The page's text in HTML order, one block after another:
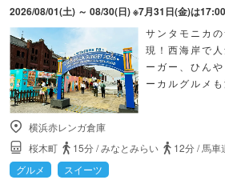
2026/08/01(土) ～ 08/30(日) ※7月31日(金)は
サンタモニカ
現！西海岸で
ーガー、ひん
ーカルグルメも
横浜赤レンガ倉庫
桜木町
15分/みなとみらい 12分/馬車
グルメ
スイーツ